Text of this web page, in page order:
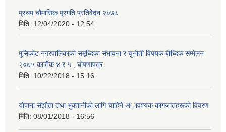
प्रथम चाैमासिक प्रगति प्रतिवेदन २०७८
मिति: 12/04/2020 - 12:54
मुसिकाेट नगरपालिकाकाे समृध्दिका संभावना र चुनाैती विषयक बाैध्दिक सम्मेलन
२०७५ कार्तिक ४ र ५ , घाेषणापत्र
मिति: 10/22/2018 - 15:16
याेजना संझाैता तथा भुक्तानीकाे लागि चाहिने अावश्यक कागजातहरूकाे विवरण
मिति: 08/01/2018 - 16:56